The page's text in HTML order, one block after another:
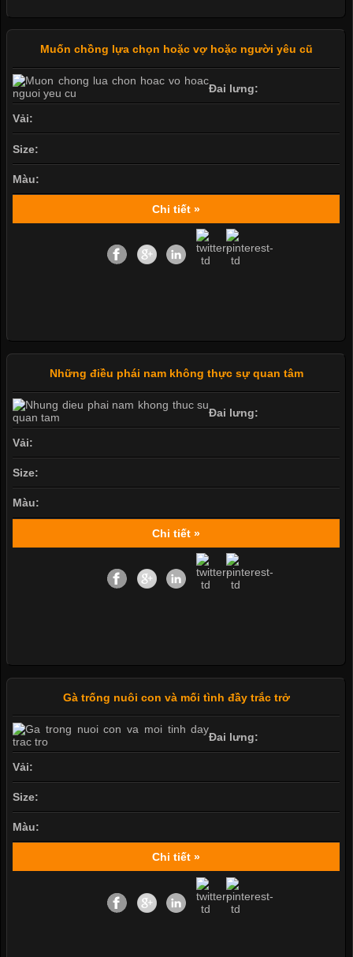
Muốn chồng lựa chọn hoặc vợ hoặc người yêu cũ
Đai lưng:
Vải:
Size:
Màu:
Chi tiết »
Những điều phái nam không thực sự quan tâm
Đai lưng:
Vải:
Size:
Màu:
Chi tiết »
Gà trống nuôi con và mối tình đầy trắc trở
Đai lưng:
Vải:
Size:
Màu:
Chi tiết »